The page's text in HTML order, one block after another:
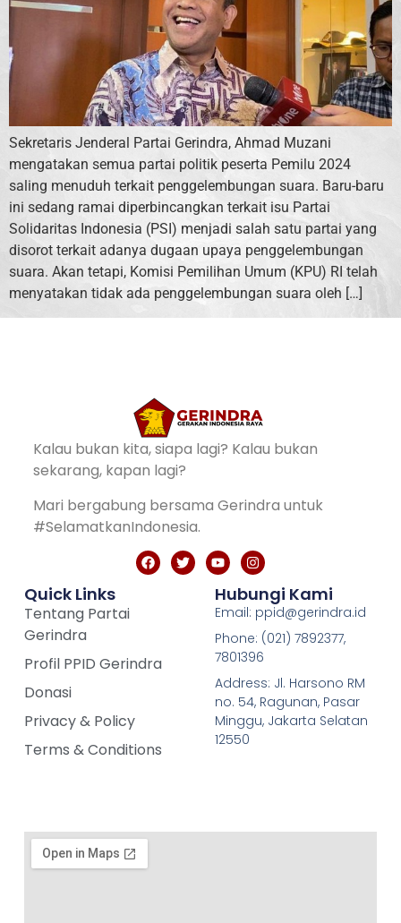
Sekretaris Jenderal Partai Gerindra, Ahmad Muzani
mengatakan semua partai politik peserta Pemilu 2024
saling menuduh terkait penggelembungan suara. Baru-baru
ini sedang ramai diperbincangkan terkait isu Partai
Solidaritas Indonesia (PSI) menjadi salah satu partai yang
disorot terkait adanya dugaan upaya penggelembungan
suara. Akan tetapi, Komisi Pemilihan Umum (KPU) RI telah
menyatakan tidak ada penggelembungan suara oleh […]
Kalau bukan kita, siapa lagi? Kalau bukan
sekarang, kapan lagi?
Mari bergabung bersama Gerindra untuk
#SelamatkanIndonesia.
Quick Links
Tentang Partai
Gerindra
Profil PPID Gerindra
Donasi
Privacy & Policy
Terms & Conditions
Hubungi Kami
Email: ppid@gerindra.id
Phone: (021) 7892377,
7801396
Address: Jl. Harsono RM
no. 54, Ragunan, Pasar
Minggu, Jakarta Selatan
12550